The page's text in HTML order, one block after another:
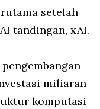
setelah
tandingan, xAI.
miliaran
komputasi